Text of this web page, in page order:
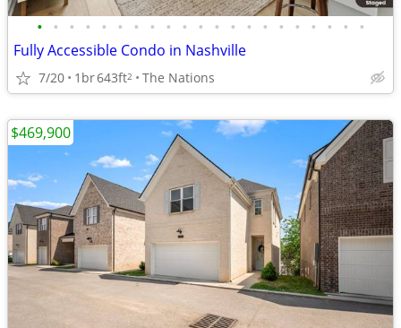
• • • • • • • • • • • • • • • • • • • • •
Fully Accessible Condo in Nashville
7/20 1br643ft2 The Nations
$469,900